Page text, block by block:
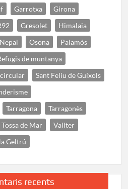
Garrotxa
Girona
Gresolet
Himalaia
Nepal Osona
Palamós
de muntanya
Sant Feliu de Guíxols
Tarragona
Tarragonès
Tossa de Mar
Vallter
Geltrú
recents